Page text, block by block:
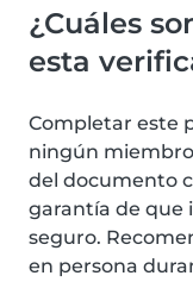
¿Cuáles
esta
Completar este
ningún
del documento
garantía de que
seguro.
en persona